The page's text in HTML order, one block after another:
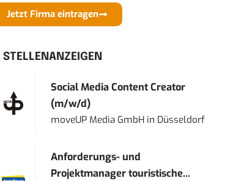
Jetzt Firma eintragen
STELLENANZEIGEN
Social Media Content Creator
(m/w/d)
moveUP Media GmbH in Düsseldorf
Anforderungs- und
Projektmanager touristische...